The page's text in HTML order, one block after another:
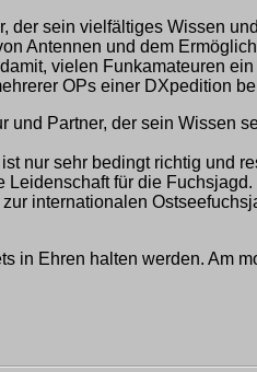
sein vielfältiges Wissen
Antennen und dem
vielen Funkamateuren
OPs einer DXpedition
Partner, der sein Wissen
nur sehr bedingt richtig und
für die
internationalen
Ehren halten werden. Am